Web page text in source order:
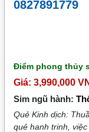
0827891779
Điểm phong thủy
Giá: 3,990,000
Sim ngũ hành:
Quẻ Kinh dịch:
quẻ hanh trinh,